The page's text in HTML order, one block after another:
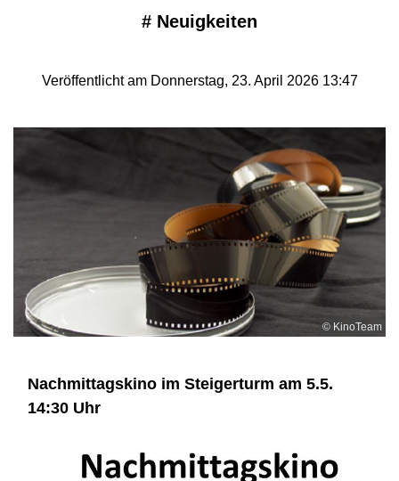
# Neuigkeiten
Veröffentlicht am Donnerstag, 23. April 2026 13:47
© KinoTeam
Nachmittagskino im Steigerturm am 5.5.
14:30 Uhr